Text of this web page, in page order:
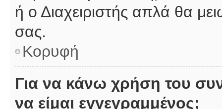
ή ο Διαχειριστής απλά θα
σας.
Κορυφή
Για να κάνω χρήση του
να είμαι εγγεγραμμένος;